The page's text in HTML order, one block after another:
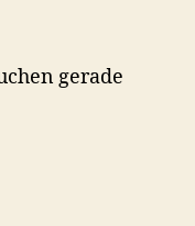
gerade